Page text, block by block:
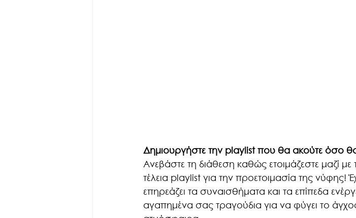
Δημιουργήστε την playlist που θα ακούτε όσο
Ανεβάστε τη διάθεση καθώς ετοιμάζεστε μαζί
τέλεια playlist για την προετοιμασία της νύφης!
επηρεάζει τα συναισθήματα και τα επίπεδα
αγαπημένα σας τραγούδια για να φύγει το